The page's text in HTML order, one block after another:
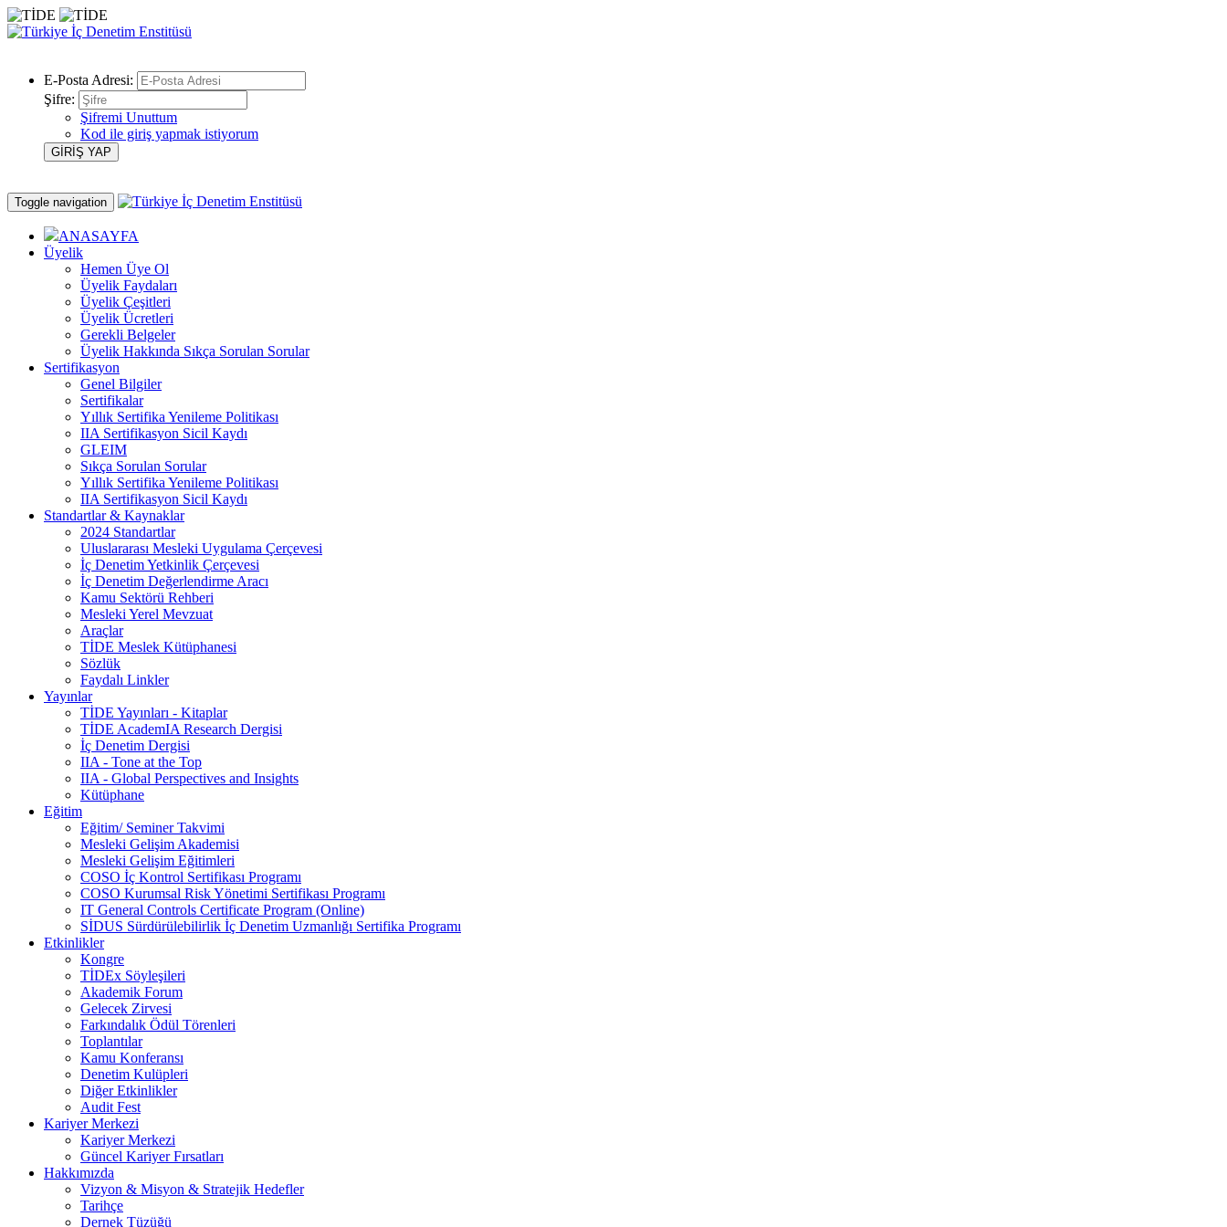
E-Posta Adresi:
Şifre:
Şifremi Unuttum
Kod ile giriş yapmak istiyorum
Toggle navigation
ANASAYFA
Üyelik
Hemen Üye Ol
Üyelik Faydaları
Üyelik Çeşitleri
Üyelik Ücretleri
Gerekli Belgeler
Üyelik Hakkında Sıkça Sorulan Sorular
Sertifikasyon
Genel Bilgiler
Sertifikalar
Yıllık Sertifika Yenileme Politikası
IIA Sertifikasyon Sicil Kaydı
GLEIM
Sıkça Sorulan Sorular
Yıllık Sertifika Yenileme Politikası
IIA Sertifikasyon Sicil Kaydı
Standartlar & Kaynaklar
2024 Standartlar
Uluslararası Mesleki Uygulama Çerçevesi
İç Denetim Yetkinlik Çerçevesi
İç Denetim Değerlendirme Aracı
Kamu Sektörü Rehberi
Mesleki Yerel Mevzuat
Araçlar
TİDE Meslek Kütüphanesi
Sözlük
Faydalı Linkler
Yayınlar
TİDE Yayınları - Kitaplar
TİDE AcademIA Research Dergisi
İç Denetim Dergisi
IIA - Tone at the Top
IIA - Global Perspectives and Insights
Kütüphane
Eğitim
Eğitim/ Seminer Takvimi
Mesleki Gelişim Akademisi
Mesleki Gelişim Eğitimleri
COSO İç Kontrol Sertifikası Programı
COSO Kurumsal Risk Yönetimi Sertifikası Programı
IT General Controls Certificate Program (Online)
SİDUS Sürdürülebilirlik İç Denetim Uzmanlığı Sertifika Programı
Etkinlikler
Kongre
TİDEx Söyleşileri
Akademik Forum
Gelecek Zirvesi
Farkındalık Ödül Törenleri
Toplantılar
Kamu Konferansı
Denetim Kulüpleri
Diğer Etkinlikler
Audit Fest
Kariyer Merkezi
Kariyer Merkezi
Güncel Kariyer Fırsatları
Hakkımızda
Vizyon & Misyon & Stratejik Hedefler
Tarihçe
Dernek Tüzüğü